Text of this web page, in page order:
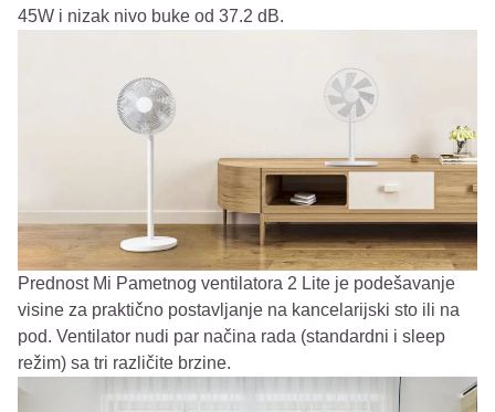
45W i nizak nivo buke od 37.2 dB.
Prednost Mi Pametnog ventilatora 2 Lite je podešavanje
visine za praktično postavljanje na kancelarijski sto ili na
pod. Ventilator nudi par načina rada (standardni i sleep
režim) sa tri različite brzine.